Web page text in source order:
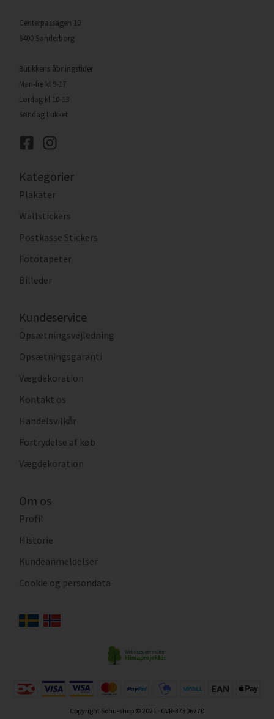
Centerpassagen 10
6400 Sønderborg
Butikkens åbningstider
Man-fre kl 9-17
Lørdag kl 10-13
Søndag Lukket
Kategorier
Plakater
Wallstickers
Postkasse Stickers
Fototapeter
Billeder
Kundeservice
Opsætningsvejledning
Opsætningsgaranti
Vægdekoration
Kontakt os
Handelsvilkår
Fortrydelse af køb
Vægdekoration
Om os
Profil
Historie
Kundeanmeldelser
Cookie og persondata
Copyright Sohu-shop © 2021 · CVR-37306770